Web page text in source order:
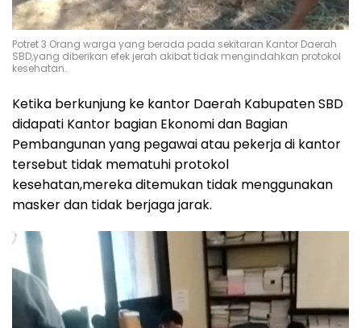
Potret 3 Orang warga yang berada pada sekitaran Kantor Daerah
SBD,yang diberikan efek jerah akibat tidak mengindahkan protokol
kesehatan.
Ketika berkunjung ke kantor Daerah Kabupaten SBD
didapati Kantor bagian Ekonomi dan Bagian
Pembangunan yang pegawai atau pekerja di kantor
tersebut tidak mematuhi protokol
kesehatan,mereka ditemukan tidak menggunakan
masker dan tidak berjaga jarak.